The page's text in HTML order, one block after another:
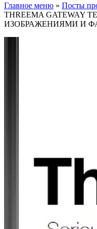
Главное меню » Посты
THREEMA GATEWAY
ИЗОБРАЖЕНИЯМИ И